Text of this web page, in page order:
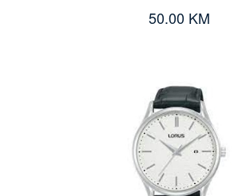
50.00 KM